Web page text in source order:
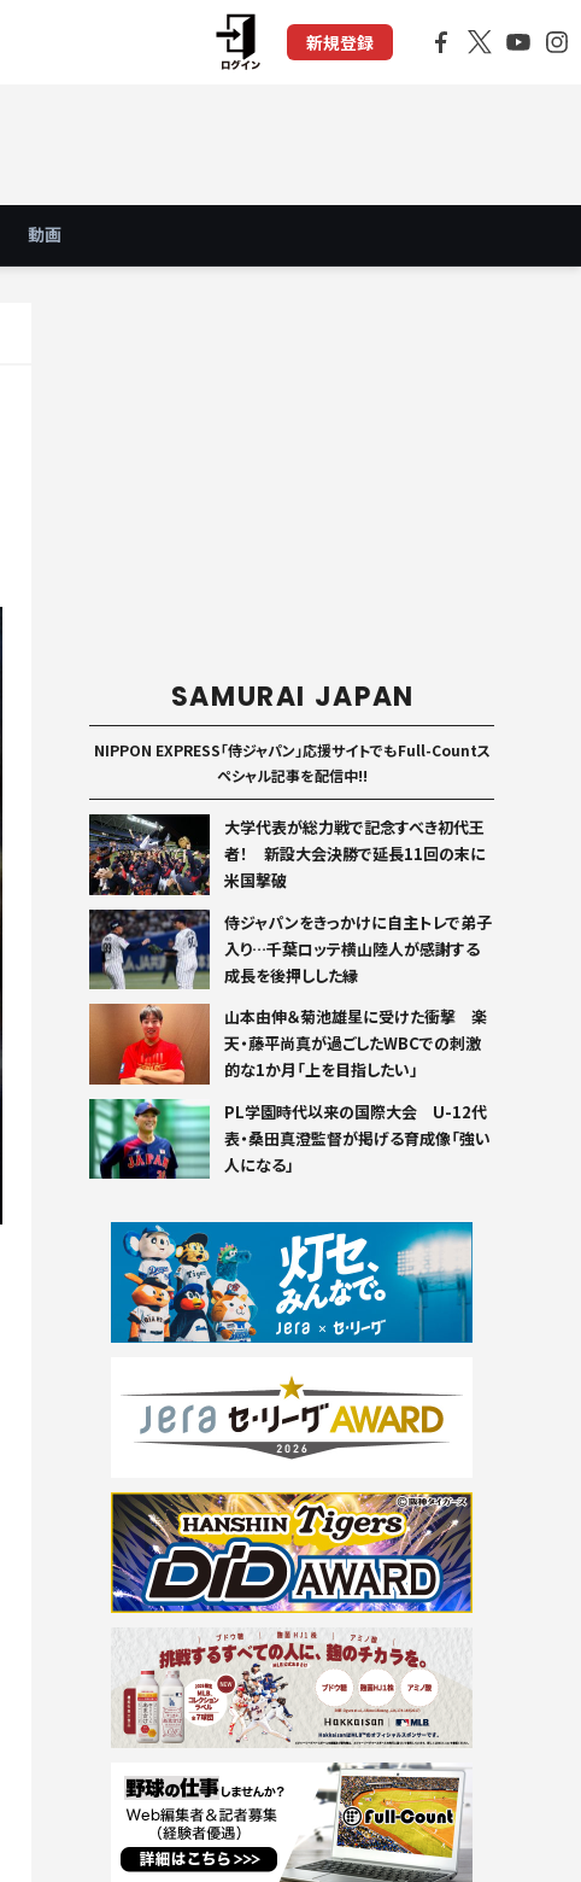
新規登録
動画
SAMURAI JAPAN
NIPPON EXPRESS「侍ジャパン」応援サイトでもFull-Countス
ペシャル記事を配信中!!
大学代表が総力戦で記念すべき初代王
者！ 新設大会決勝で延長11回の末に
米国撃破
侍ジャパンをきっかけに自主トレで弟子
入り…千葉ロッテ横山陸人が感謝する
成長を後押しした縁
山本由伸＆菊池雄星に受けた衝撃 楽
天・藤平尚真が過ごしたWBCでの刺激
的な1か月「上を目指したい」
PL学園時代以来の国際大会 U-12代
表・桑田真澄監督が掲げる育成像「強い
人になる」